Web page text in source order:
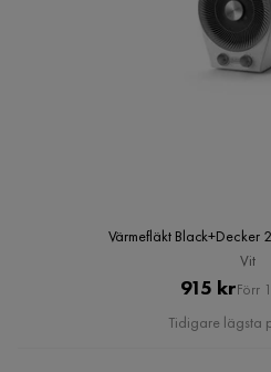
Värmefläkt Black+Decker
Vit
Pris
915 kr
Pris
Förr
Tidigare lägsta